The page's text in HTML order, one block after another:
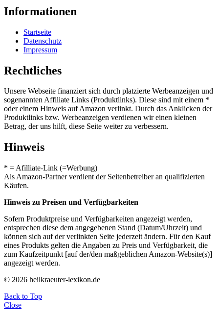
Informationen
Startseite
Datenschutz
Impressum
Rechtliches
Unsere Webseite finanziert sich durch platzierte Werbeanzeigen und
sogenannten Affiliate Links (Produktlinks). Diese sind mit einem *
oder einem Hinweis auf Amazon verlinkt. Durch das Anklicken der
Produktlinks bzw. Werbeanzeigen verdienen wir einen kleinen
Betrag, der uns hilft, diese Seite weiter zu verbessern.
Hinweis
* = Afilliate-Link (=Werbung)
Als Amazon-Partner verdient der Seitenbetreiber an qualifizierten
Käufen.
Hinweis zu Preisen und Verfügbarkeiten
Sofern Produktpreise und Verfügbarkeiten angezeigt werden,
entsprechen diese dem angegebenen Stand (Datum/Uhrzeit) und
können sich auf der verlinkten Seite jederzeit ändern. Für den Kauf
eines Produkts gelten die Angaben zu Preis und Verfügbarkeit, die
zum Kaufzeitpunkt [auf der/den maßgeblichen Amazon-Website(s)]
angezeigt werden.
© 2026 heilkraeuter-lexikon.de
Back to Top
Close